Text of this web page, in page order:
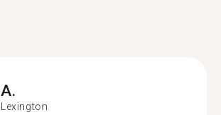
A.
Lexington